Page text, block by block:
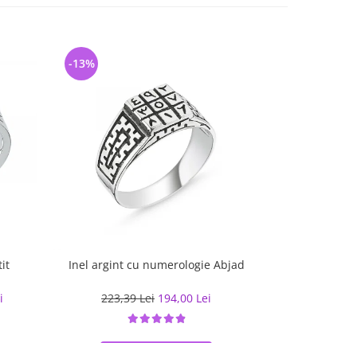
Inel argint cu numerologie Abjad
223,39 Lei 194,00 Lei
-13%